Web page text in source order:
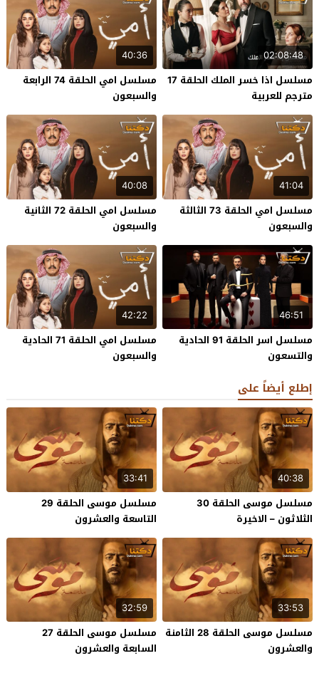
02:08:48
مسلسل اذا خسر الملك الحلقة 17
مترجم للعربية
40:36
مسلسل امي الحلقة 74 الرابعة
والسبعون
41:04
مسلسل امي الحلقة 73 الثالثة
والسبعون
40:08
مسلسل امي الحلقة 72 الثانية
والسبعون
46:51
مسلسل اسر الحلقة 91 الحادية
والتسعون
42:22
مسلسل امي الحلقة 71 الحادية
والسبعون
إطلع أيضاً على
40:38
مسلسل موسى الحلقة 30
الثلاثون – الاخيرة
33:41
مسلسل موسى الحلقة 29
التاسعة والعشرون
33:53
مسلسل موسى الحلقة 28 الثامنة
والعشرون
32:59
مسلسل موسى الحلقة 27
السابعة والعشرون